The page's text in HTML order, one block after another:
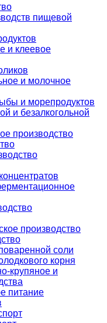
пищевой
и клеевое
и молочное
и морепродуктов
и безалкогольной
производство
производство
соли
корня
крупяное и
питание